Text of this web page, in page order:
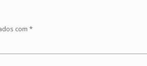
com *